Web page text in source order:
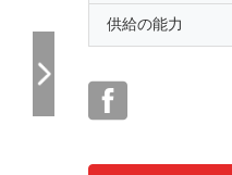
供給の能力